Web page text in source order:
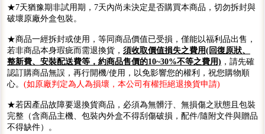
★7天猶豫期非試用期，7天內尚未決定是否購買本商品，切勿拆封與
破壞原廠外盒包裝。
★商品一經拆封或使用，等同商品價值已受損，僅能以福利品出售，
若非商品本身瑕疵而需退換貨， 須收取價值損失之費用(回復原狀、
整新費、安裝配送費等，約商品售價的10~30%不等之費用) ，請先確
認訂購商品無誤，再行開機/使用，以免影響您的權利，祝您購物順
心。 (如原廠判定為人為損壞，本公司有權拒絕退換貨申請)
★若因產品故障要退換貨商品，必須為無髒汙、無損傷之狀態且包裝
完整（含商品主機、包裝內外盒不得刮傷破損，配件/隨附文件與贈品
不得缺件）。